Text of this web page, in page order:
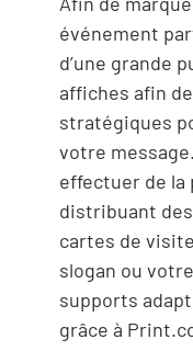
événement
d’une grande
affiches afin
stratégiques
votre
effectuer de
distribuant
cartes de
slogan ou
supports
grâce à